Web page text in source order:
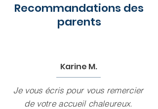
Recommandations des
parents
Karine M.
Je vous écris pour vous remercier
de votre accueil chaleureux.